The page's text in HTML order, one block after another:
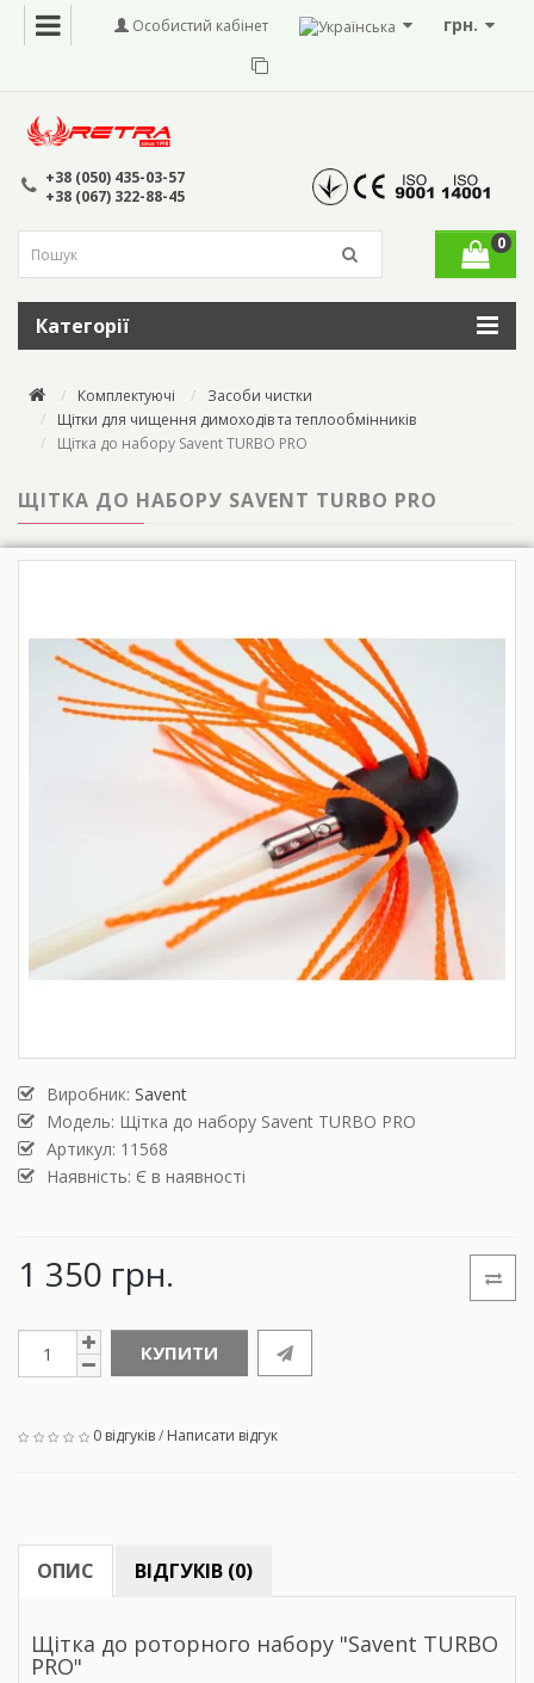
грн.
Особистий кабінет
+38 (050) 435-03-57
+38 (067) 322-88-45
0
Категорії
Комплектуючі
Засоби чистки
Щітки для чищення димоходів та теплообмінників
Щітка до набору Savent TURBO PRO
ЩІТКА ДО НАБОРУ SAVENT TURBO PRO
Виробник: Savent
Модель: Щітка до набору Savent TURBO PRO
Артикул: 11568
Наявність: Є в наявності
1 350 грн.
КУПИТИ
0 відгуків/ Написати відгук
ОПИС ВІДГУКІВ (0)
Щітка до роторного набору "Savent TURBO
PRO"